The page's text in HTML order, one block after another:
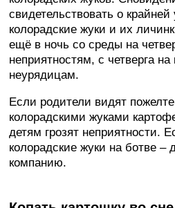
свидетельствовать о
колорадские жуки и их
ещё в ночь со среды на
неприятностям, с четверга
неурядицам.
Если родители видят
колорадскими жуками
детям грозят неприятности.
колорадские жуки на ботве –
компанию.